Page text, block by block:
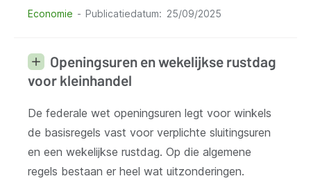
Economie Publicatiedatum 25/09/2025
Openingsuren en wekelijkse rustdag
voor kleinhandel
De federale wet openingsuren legt voor winkels
de basisregels vast voor verplichte sluitingsuren
en een wekelijkse rustdag. Op die algemene
regels bestaan er heel wat uitzonderingen.